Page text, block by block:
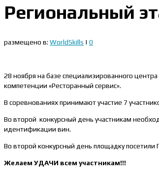
Региональный
размещено в: WorldSkills | 0
28 ноября на базе специализированного
компетенции «Ресторанный сервис».
В соревнованиях принимают участие 7
Во второй конкурсный день участникам
идентификации вин.
Во второй конкурсный день площадку посетили
Желаем УДАЧИ всем участникам!!!